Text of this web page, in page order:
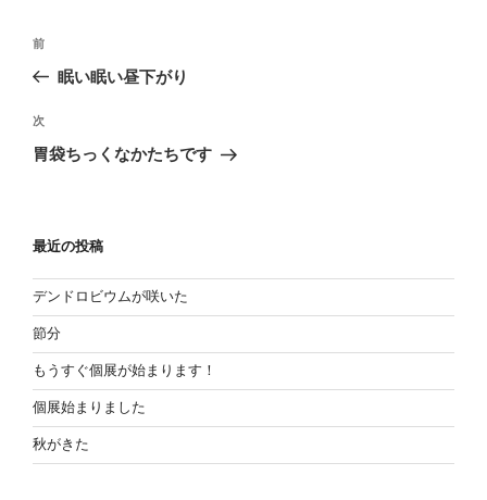
投
ビ
ゲ
ョ
ン
過
の
稿
前
眠い眠い昼下がり
次
投
次
胃袋ちっくなかたちです
最近の投稿
デンドロビウムが咲いた
節分
もうすぐ個展が始まります！
個展始まりました
秋がきた